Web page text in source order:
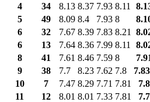
4
34 8.13 8.37 7.93 8.11
5
49 8.09 8.4 7.93 8
6
32 7.67 8.39 7.83 8.21
6
13 7.64 8.36 7.99 8.11
8
41 7.61 8.46 7.59 8
9
38 7.7 8.23 7.62 7.8
10
7 7.47 8.29 7.71 7.81
11
12 8.01 8.01 7.33 7.81